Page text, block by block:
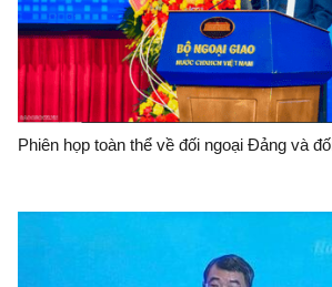
Phiên họp toàn thể về đối ngoại Đảng và